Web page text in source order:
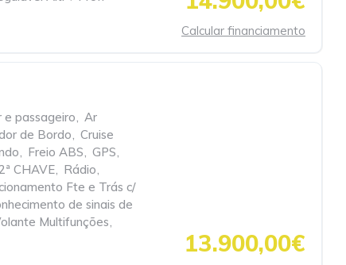
Calcular financiamento
e passageiro, Ar
de Bordo, Cruise
, Freio ABS, GPS,
CHAVE, Rádio,
Fte e Trás c/
de sinais de
Multifunções,
13.900,00€